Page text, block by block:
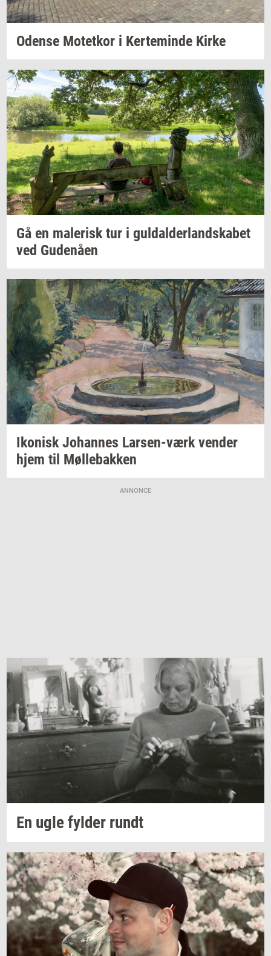
Oden­se Mo­tet­kor i Ker­te­min­de Kirke
Gå en ma­le­risktur i gul­dal­der­land­ska­bet
ved Gu­denå­en
Iko­nisk Jo­han­nes Larsen-​værk ven­der
hjem til Møl­le­bak­ken
ANNONCE
En uglefyl­der rundt